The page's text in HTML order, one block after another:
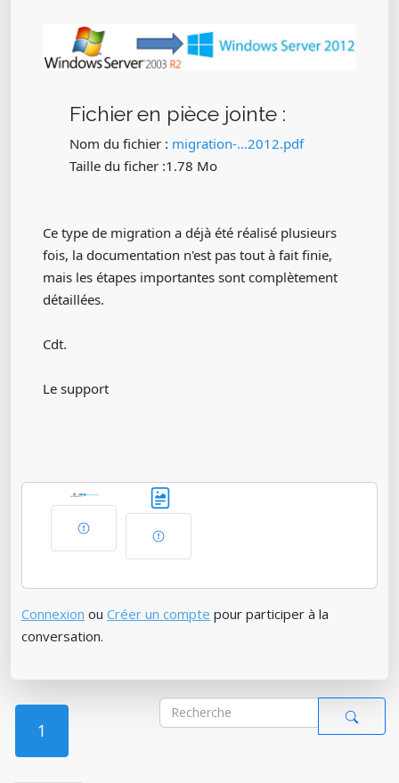
Fichier en pièce jointe :
Nom du fichier : migration-...2012.pdf
Taille du ficher :1.78 Mo
Ce type de migration a déjà été réalisé plusieurs
fois, la documentation n'est pas tout à fait finie,
mais les étapes importantes sont complètement
détaillées.
Cdt.
Le support
Connexion ou Créer un compte pour participer à la
conversation.
1